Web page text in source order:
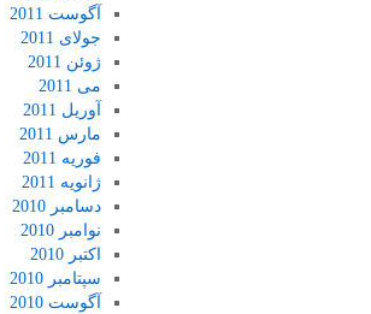
آگوست 2011
جولای 2011
ژوئن 2011
می 2011
آوریل 2011
مارس 2011
فوریه 2011
ژانویه 2011
دسامبر 2010
نوامبر 2010
اکتبر 2010
سپتامبر 2010
آگوست 2010